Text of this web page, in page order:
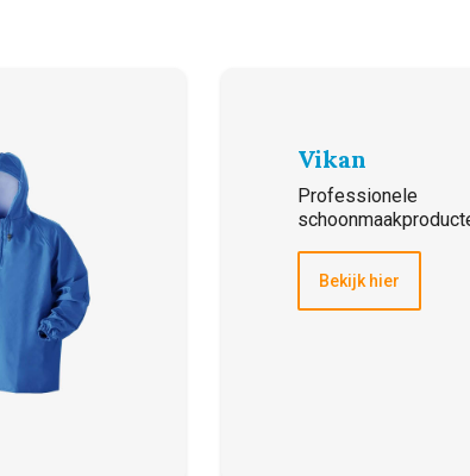
Vikan
Professionele
Bekijk hier